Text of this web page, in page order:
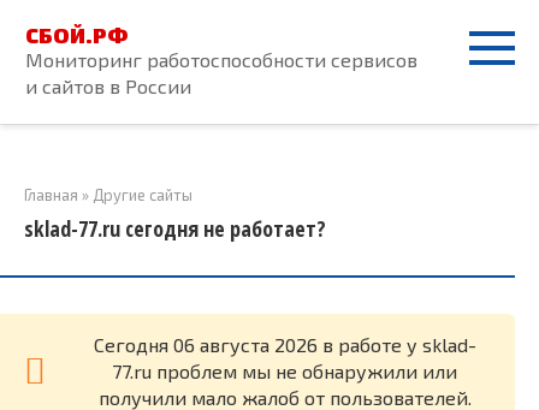
контенту
СБОЙ.РФ
Мониторинг работоспособности сервисов
и сайтов в России
Главная » Другие сайты
sklad-77.ru сегодня не работает?
Cегодня 06 августа 2026 в работе у sklad-
77.ru проблем мы не обнаружили или
получили мало жалоб от пользователей.